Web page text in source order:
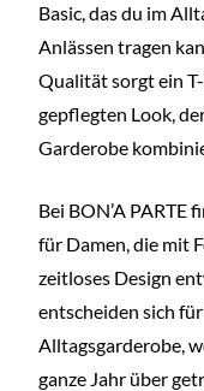
Basic, das du im
Anlässen tragen
Qualität sorgt ein
gepflegten Look,
Garderobe
Bei BON’A PARTE
für Damen, die mit
zeitloses Design
entscheiden sich
Alltagsgarderobe,
ganze Jahr über